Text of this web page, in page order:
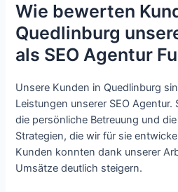
Wie bewerten
Quedlinburg
als SEO Agentur
Unsere Kunden in Quedlinburg
Leistungen unserer SEO
die persönliche Betreuung und
Strategien, die wir für sie
Kunden konnten dank unserer
Umsätze deutlich steigern.